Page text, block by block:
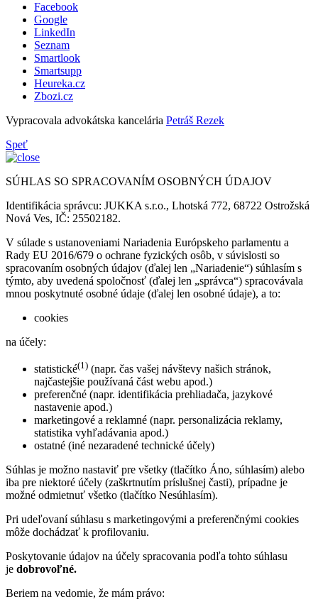
Facebook
Google
LinkedIn
Seznam
Smartlook
Smartsupp
Heureka.cz
Zbozi.cz
Vypracovala advokátska kancelária Petráš Rezek
Speť
SÚHLAS SO SPRACOVANÍM OSOBNÝCH ÚDAJOV
Identifikácia správcu: JUKKA s.r.o., Lhotská 772, 68722 Ostrožská
Nová Ves, IČ: 25502182.
V súlade s ustanoveniami Nariadenia Európskeho parlamentu a
Rady EU 2016/679 o ochrane fyzických osôb, v súvislosti so
spracovaním osobných údajov (ďalej len „Nariadenie“) súhlasím s
týmto, aby uvedená spoločnosť (ďalej len „správca“) spracovávala
mnou poskytnuté osobné údaje (ďalej len osobné údaje), a to:
cookies
na účely:
statistické(1) (napr. čas vašej návštevy našich stránok,
najčastejšie používaná část webu apod.)
preferenčné (napr. identifikácia prehliadača, jazykové
nastavenie apod.)
marketingové a reklamné (napr. personalizácia reklamy,
statistika vyhľadávania apod.)
ostatné (iné nezaradené technické účely)
Súhlas je možno nastaviť pre všetky (tlačítko Áno, súhlasím) alebo
iba pre niektoré účely (zaškrtnutím príslušnej časti), prípadne je
možné odmietnuť všetko (tlačítko Nesúhlasím).
Pri udeľovaní súhlasu s marketingovými a preferenčnými cookies
môže dochádzať k profilovaniu.
Poskytovanie údajov na účely spracovania podľa tohto súhlasu
je dobrovoľné.
Beriem na vedomie, že mám právo: